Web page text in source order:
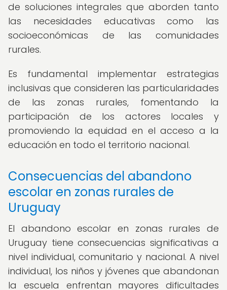
de soluciones integrales que aborden tanto
las necesidades educativas como las
socioeconómicas de las comunidades
rurales.
Es fundamental implementar estrategias
inclusivas que consideren las particularidades
de las zonas rurales, fomentando la
participación de los actores locales y
promoviendo la equidad en el acceso a la
educación en todo el territorio nacional.
Consecuencias del abandono
escolar en zonas rurales de
Uruguay
El abandono escolar en zonas rurales de
Uruguay tiene consecuencias significativas a
nivel individual, comunitario y nacional. A nivel
individual, los niños y jóvenes que abandonan
la escuela enfrentan mayores dificultades